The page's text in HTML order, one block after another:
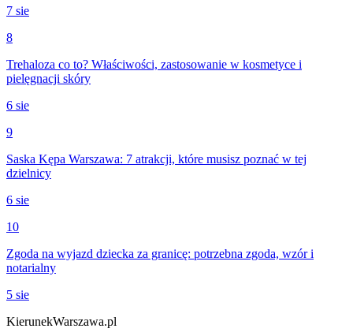
7 sie
8
Trehaloza co to? Właściwości, zastosowanie w kosmetyce i
pielęgnacji skóry
6 sie
9
Saska Kępa Warszawa: 7 atrakcji, które musisz poznać w tej
dzielnicy
6 sie
10
Zgoda na wyjazd dziecka za granicę: potrzebna zgoda, wzór i
notarialny
5 sie
KierunekWarszawa.pl